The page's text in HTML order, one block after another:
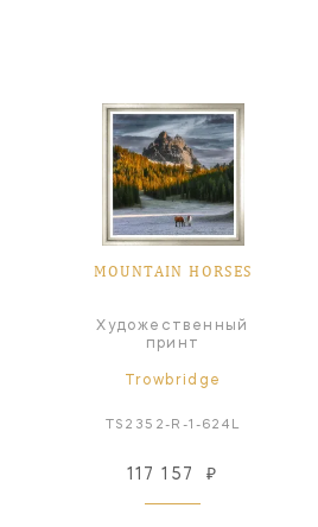
MOUNTAIN HORSES
Художественный
принт
Trowbridge
TS2352-R-1-624L
117 157 ₽